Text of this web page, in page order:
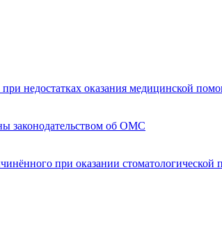
недостатках оказания медицинской
законодательством об ОМС
при оказании стоматологической